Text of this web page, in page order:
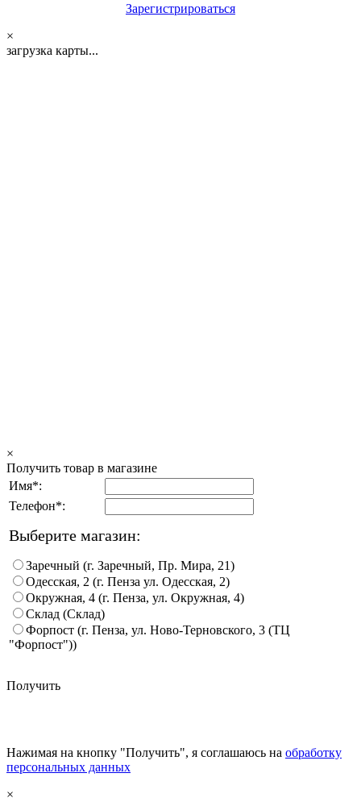
Зарегистрироваться
×
загрузка карты...
×
Получить товар в магазине
Имя*:
Телефон*:
Выберите магазин:
Заречный (г. Заречный, Пр. Мира, 21)
Одесская, 2 (г. Пенза ул. Одесская, 2)
Окружная, 4 (г. Пенза, ул. Окружная, 4)
Склад (Склад)
Форпост (г. Пенза, ул. Ново-Терновского, 3 (ТЦ
"Форпост"))
Получить
Нажимая на кнопку "Получить", я соглашаюсь на обработку
персональных данных
×